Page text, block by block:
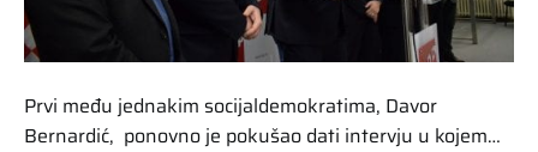
Prvi među jednakim socijaldemokratima, Davor
Bernardić, ponovno je pokušao dati intervju u kojem…